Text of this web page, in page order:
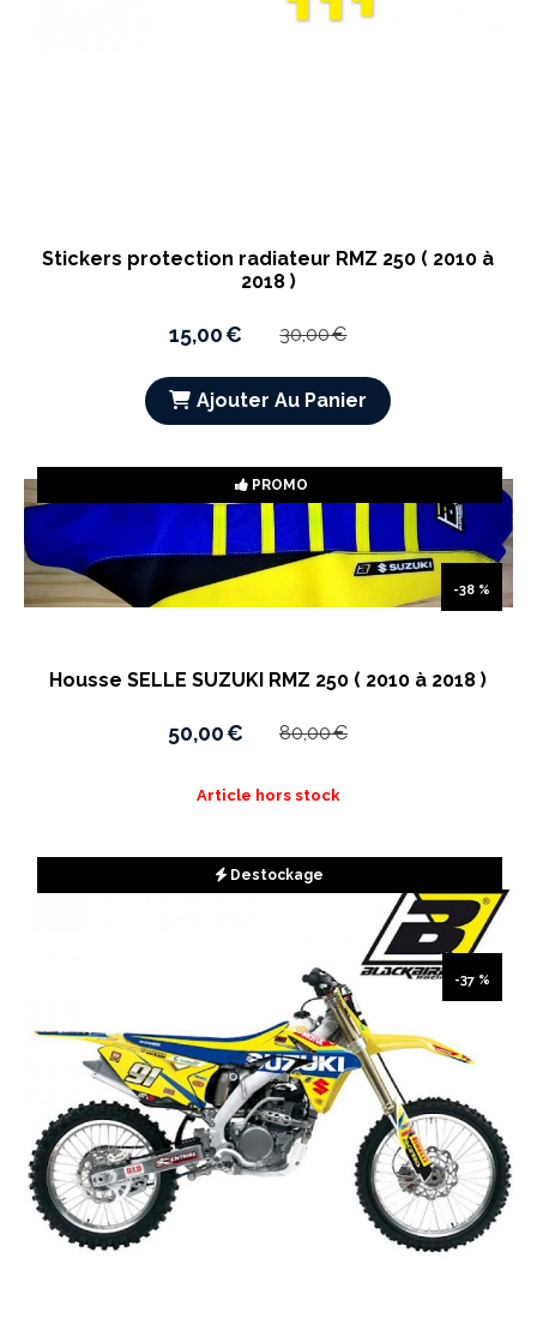
Stickers protection radiateur RMZ 250 ( 2010 à
2018 )
15,00€ 30,00€
Ajouter Au Panier
PROMO
-38 %
Housse SELLE SUZUKI RMZ 250 ( 2010 à 2018 )
50,00€ 80,00€
Article hors stock
Destockage
-37 %